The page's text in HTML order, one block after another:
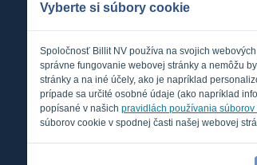
Vyberte si súbory cookie
Spoločnosť Billit NV používa na svojich
správne fungovanie webovej stránky a nemôžu
stránky a na iné účely, ako je napríklad
prípade sa určité osobné údaje (ako napríklad
popísané v našich pravidlách používania súborov
súborov cookie v spodnej časti našej webovej